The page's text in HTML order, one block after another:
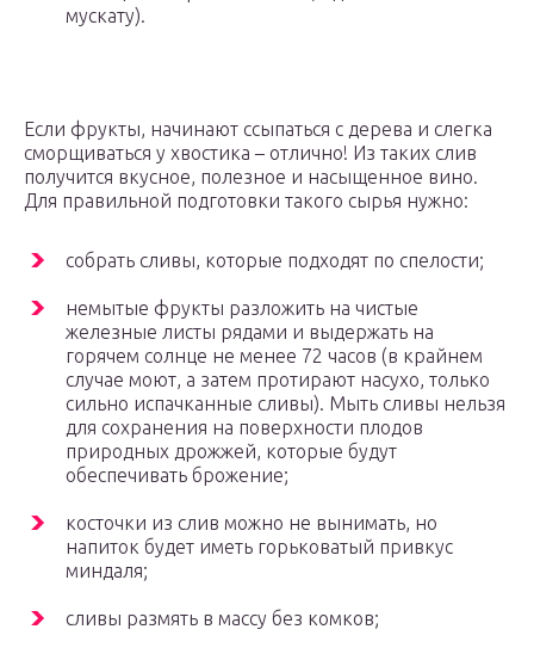
мускату).
Если фрукты, начинают ссыпаться с дерева и слегка
сморщиваться у хвостика – отлично! Из таких слив
получится вкусное, полезное и насыщенное вино.
Для правильной подготовки такого сырья нужно:
собрать сливы, которые подходят по спелости;
немытые фрукты разложить на чистые
железные листы рядами и выдержать на
горячем солнце не менее 72 часов (в крайнем
случае моют, а затем протирают насухо, только
сильно испачканные сливы). Мыть сливы нельзя
для сохранения на поверхности плодов
природных дрожжей, которые будут
обеспечивать брожение;
косточки из слив можно не вынимать, но
напиток будет иметь горьковатый привкус
миндаля;
сливы размять в массу без комков;